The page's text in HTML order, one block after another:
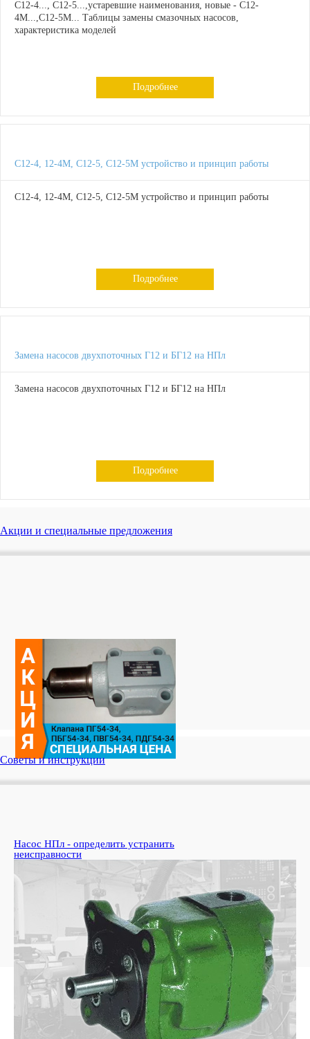
С12-4..., С12-5...,устаревшие наименования, новые - С12-
4М...,С12-5М... Таблицы замены смазочных насосов,
характеристика моделей
Подробнее
С12-4, 12-4М, С12-5, С12-5М устройство и принцип работы
С12-4, 12-4М, С12-5, С12-5М устройство и принцип работы
Подробнее
Замена насосов двухпоточных Г12 и БГ12 на НПл
Замена насосов двухпоточных Г12 и БГ12 на НПл
Подробнее
Акции и специальные предложения
Советы и инструкции
Насос НПл - определить устранить
неисправности